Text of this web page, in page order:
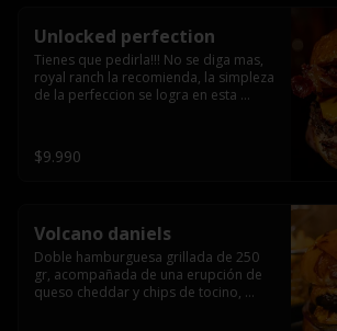
Unlocked perfection
Tienes que pedirla!!! No se diga mas,
royal ranch la recomienda, la simpleza
de la perfeccion se logra en esta
bacon secret sause, y tocino (se
recomienda con coccion 3/4).
$9.990
Volcano daniels
Doble hamburguesa grillada de 250
gr, acompañada de una erupción de
queso cheddar y chips de tocino,